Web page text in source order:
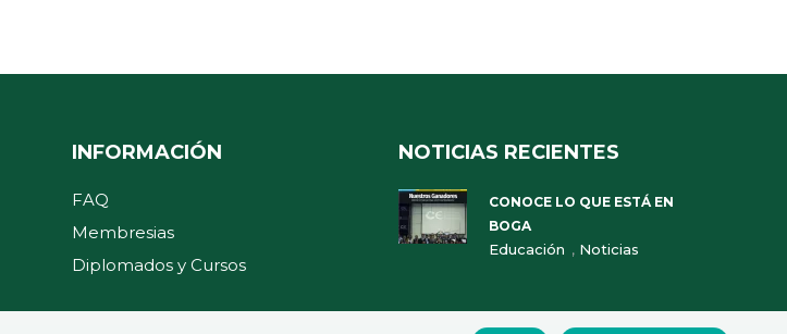
INFORMACIÓN
FAQ
Membresias
Diplomados y Cursos
NOTICIAS RECIENTES
CONOCE LO QUE ESTÁ EN
BOGA
Educación , Noticias